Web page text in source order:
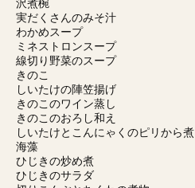
沢煮椀
実だくさんのみそ汁
わかめスープ
ミネストロンスープ
線切り野菜のスープ
きのこ
しいたけの陣笠揚げ
きのこのワイン蒸し
きのこのおろし和え
しいたけとこんにゃくのピリから煮
海藻
ひじきの炒め煮
ひじきのサラダ